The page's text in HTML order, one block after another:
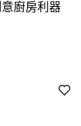
廚房利器